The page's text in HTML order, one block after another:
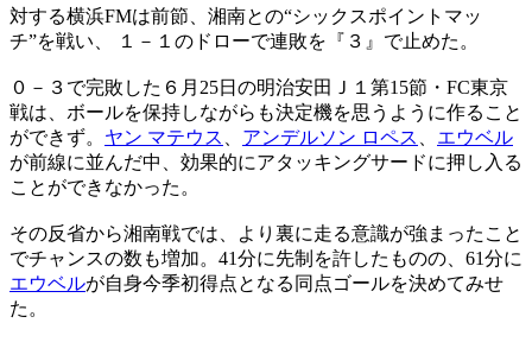
対する横浜FMは前節、湘南との“シックスポイントマッ
チ”を戦い、 １－１のドローで連敗を『３』で止めた。
０－３で完敗した６月25日の明治安田Ｊ１第15節・FC東京
戦は、ボールを保持しながらも決定機を思うように作ること
ができず。 ヤン マテウス アンデルソン ロペス
エウベル
が前線に並んだ中、効果的にアタッキングサードに押し入る
ことができなかった。
その反省から湘南戦では、より裏に走る意識が強まったこと
でチャンスの数も増加。41分に先制を許したものの、61分に
エウベルが自身今季初得点となる同点ゴールを決めてみせ
た。